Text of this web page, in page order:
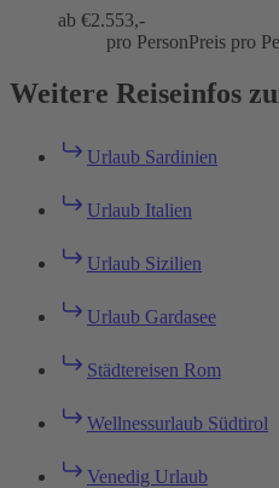
ab €2.553,-
pro PersonPreis pro
Weitere Reiseinfos
Urlaub Sardinien
Urlaub Italien
Urlaub Sizilien
Urlaub Gardasee
Städtereisen Rom
Wellnessurlaub Südtirol
Venedig Urlaub